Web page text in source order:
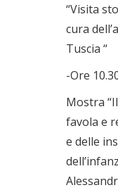
“Visita
cura
Tuscia “
-Ore
Mostra
favola e
e delle